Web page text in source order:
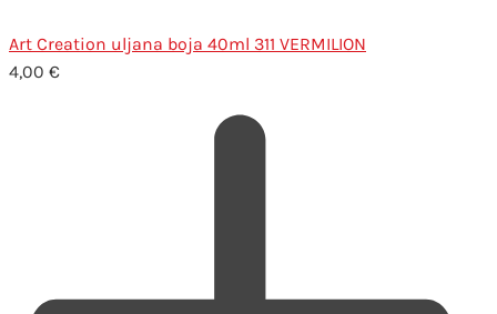
Art Creation uljana boja 40ml 311 VERMILION
4,00 €